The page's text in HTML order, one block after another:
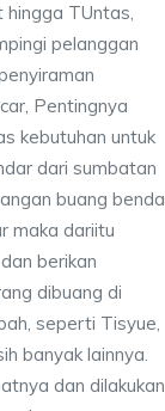
TUntas,
pelanggan
Pentingnya
kebutuhan untuk
dari sumbatan
buang benda
maka dariitu
berikan
dibuang di
seperti Tisyue,
banyak lainnya.
dan dilakukan